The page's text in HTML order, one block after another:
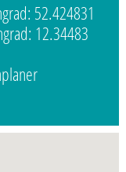
52.424831
12.34483